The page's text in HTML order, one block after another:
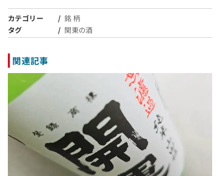
カテゴリー
銘 柄
タグ
関東の酒
関連記事